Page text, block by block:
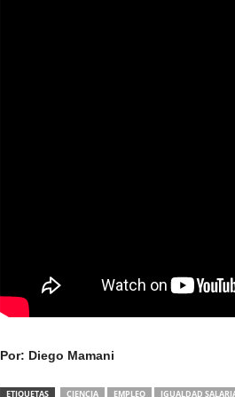
Por: Diego Mamani
ETIQUETAS CIENCIA EMPLEO IGUALDAD